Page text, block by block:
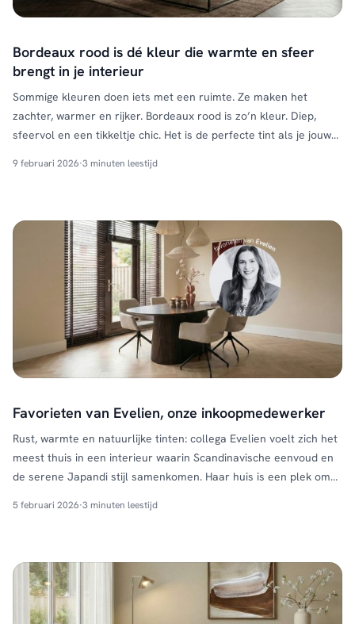
Bordeaux rood is dé kleur die warmte en sfeer
brengt in je interieur
Sommige kleuren doen iets met een ruimte. Ze maken het
zachter, warmer en rijker. Bordeaux rood is zo’n kleur. Diep,
sfeervol en een tikkeltje chic. Het is de perfecte tint als je jouw
liever subtiel begint: bordeaux rood kun je op meerdere …
9 februari 2026·3 minuten leestijd
Favorieten van Evelien, onze inkoopmedewerker
Rust, warmte en natuurlijke tinten: collega Evelien voelt zich het
meest thuis in een interieur waarin Scandinavische eenvoud en
de serene Japandi stijl samenkomen. Haar huis is een plek om
materialen die zorgen voor een geborgen gevoel. In deze blog
5 februari 2026·3 minuten leestijd